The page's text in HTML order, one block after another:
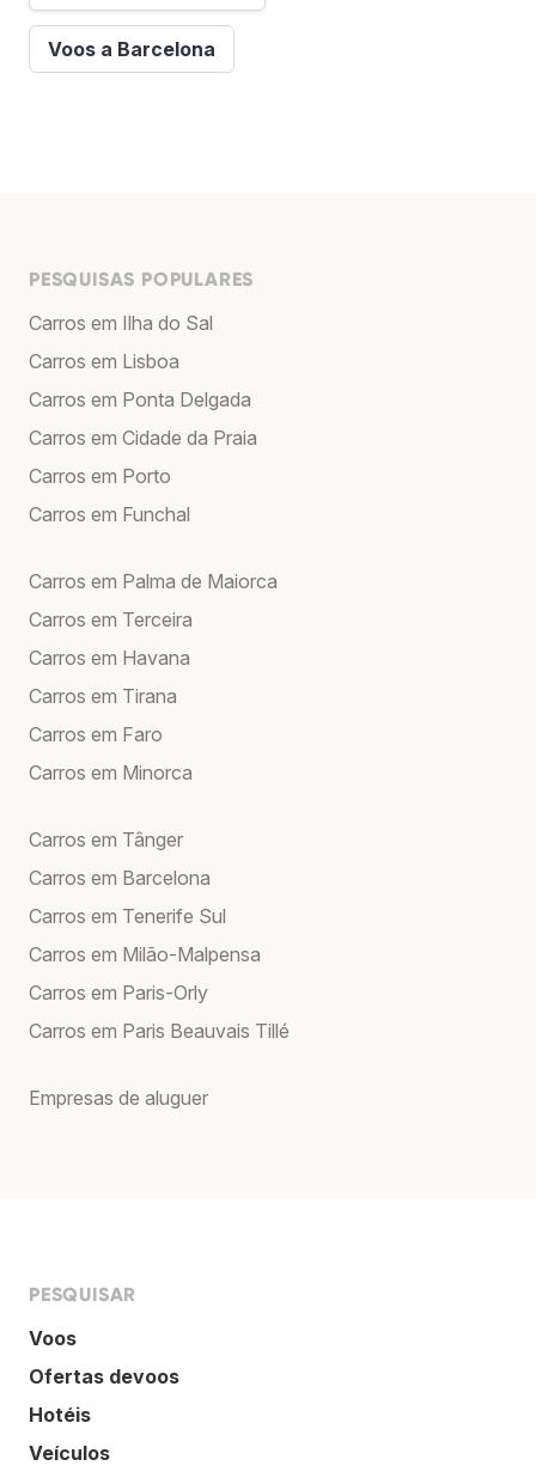
Voos a Barcelona
PESQUISAS POPULARES
Carros em Ilha do Sal
Carros em Lisboa
Carros em Ponta Delgada
Carros em Cidade da Praia
Carros em Porto
Carros em Funchal
Carros em Palma de Maiorca
Carros em Terceira
Carros em Havana
Carros em Tirana
Carros em Faro
Carros em Minorca
Carros em Tânger
Carros em Barcelona
Carros em Tenerife Sul
Carros em Milão-Malpensa
Carros em Paris-Orly
Carros em Paris Beauvais Tillé
Empresas de aluguer
PESQUISAR
Voos
Ofertas devoos
Hotéis
Veículos